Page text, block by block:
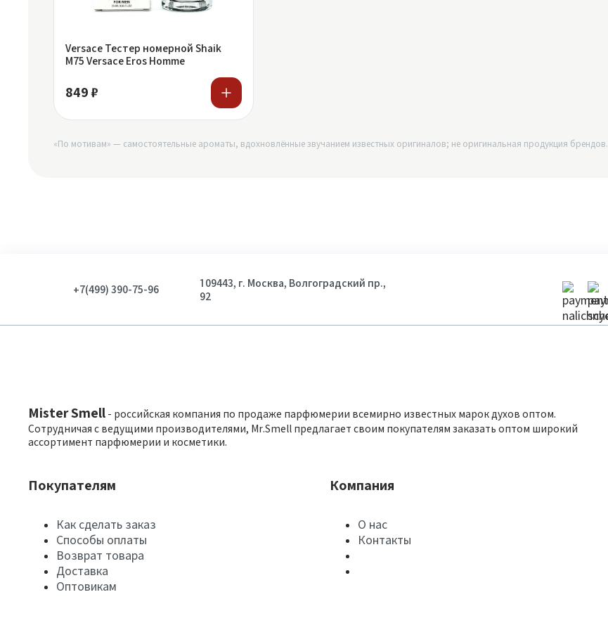
Versace Тестер номерной Shaik
M75 Versace Eros Homme
849 ₽
«По мотивам» — самостоятельные ароматы, вдохновлённые звучанием известных оригиналов; не оригинальная продукция брендов.
+7(499) 390-75-96
109443, г. Москва, Волгоградский пр.,
92
Mister Smell - российская компания по продаже парфюмерии всемирно известных марок духов оптом.
Сотрудничая с ведущими производителями, Mr.Smell предлагает своим покупателям заказать оптом широкий
ассортимент парфюмерии и косметики.
Покупателям
Как сделать заказ
Способы оплаты
Возврат товара
Доставка
Оптовикам
Компания
О нас
Контакты